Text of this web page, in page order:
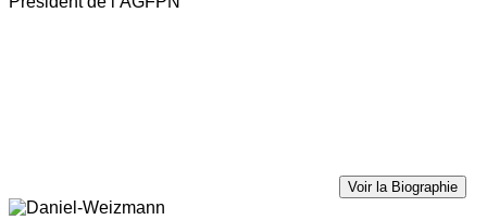
Voir la Biographie